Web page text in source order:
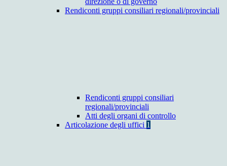
Rendiconti gruppi consiliari regionali/provinciali
Rendiconti gruppi consiliari
regionali/provinciali
Atti degli organi di controllo
Articolazione degli uffici 1